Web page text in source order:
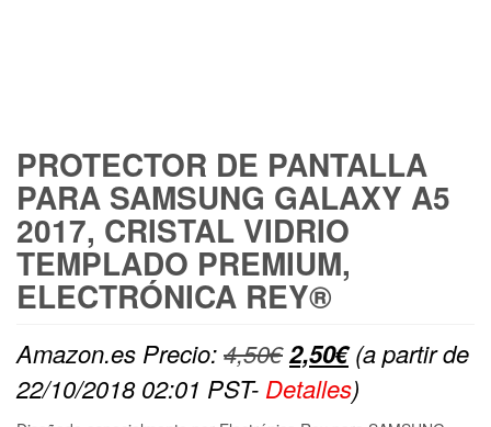
PROTECTOR DE PANTALLA
PARA SAMSUNG GALAXY A5
2017, CRISTAL VIDRIO
TEMPLADO PREMIUM,
ELECTRÓNICA REY®
Amazon.es Precio:4,50€El
precio
original
2,50€El
precio
actual
(a partir de
22/10/2018 02:01 PST- Detalles)